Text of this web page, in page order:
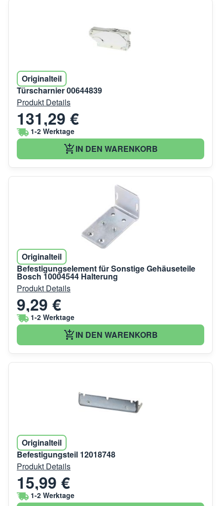
Originalteil
Türscharnier 00644839
Produkt Details
131,29 €
1-2 Werktage
IN DEN WARENKORB
Originalteil
Befestigungselement für Sonstige Gehäuseteile
Bosch 10004544 Halterung
Produkt Details
9,29 €
1-2 Werktage
IN DEN WARENKORB
Originalteil
Befestigungsteil 12018748
Produkt Details
15,99 €
1-2 Werktage